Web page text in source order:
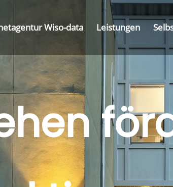
Wiso-data Leistungen